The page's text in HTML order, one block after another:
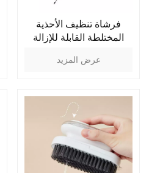
فرشاة تنظيف الأحذية
المختلطة القابلة للإزالة
عرض المزيد